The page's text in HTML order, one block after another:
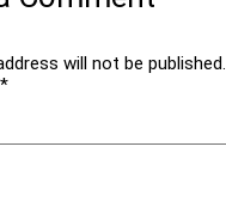
will not be published.
*